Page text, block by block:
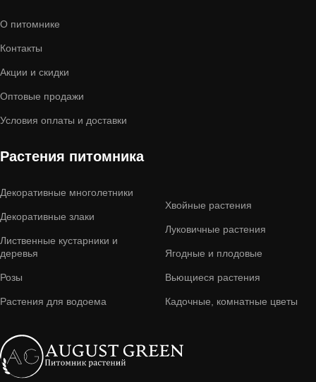
О питомнике
Контакты
Акции и скидки
Оптовые продажи
Условия оплаты и доставки
Растения питомника
Декоративные многолетники
Декоративные злаки
Лиственные кустарники и
деревья
Розы
Растения для водоема
Хвойные растения
Луковичные растения
Ягодные и плодовые
Вьющиеся растения
Кадочные, комнатные цветы